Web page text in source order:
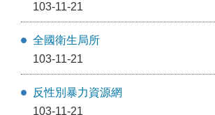
103-11-21
全國衛生局所
103-11-21
反性別暴力資源網
103-11-21